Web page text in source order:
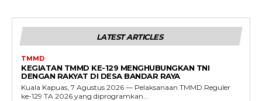
LATEST ARTICLES
TMMD
KEGIATAN TMMD KE-129 MENGHUBUNGKAN TNI
DENGAN RAKYAT DI DESA BANDAR RAYA
Kuala Kapuas, 7 Agustus 2026 — Pelaksanaan TMMD Reguler
ke-129 TA 2026 yang diprogramkan...